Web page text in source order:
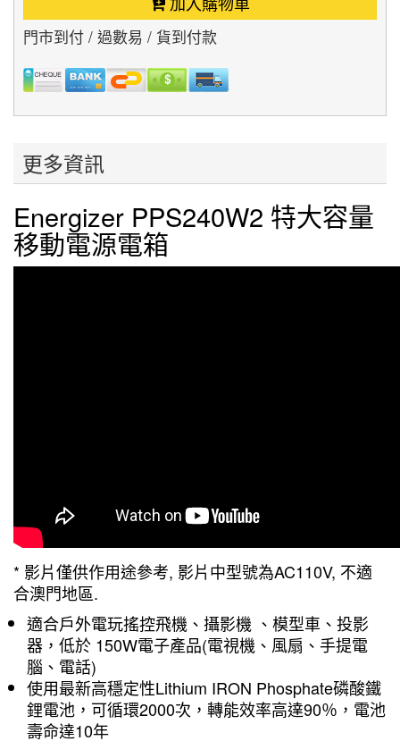
門市到付 / 過數易 / 貨到付款
更多資訊
Energizer PPS240W2 特大容量
移動電源電箱
* 影片僅供作用途參考, 影片中型號為AC110V, 不適
合澳門地區.
適合戶外電玩搖控飛機、攝影機 、模型車、投影
器，低於 150W電子產品(電視機、風扇、手提電
腦、電話)
使用最新高穩定性Lithium IRON Phosphate磷酸鐵
鋰電池，可循環2000次，轉能效率高達90％，電池
壽命達10年